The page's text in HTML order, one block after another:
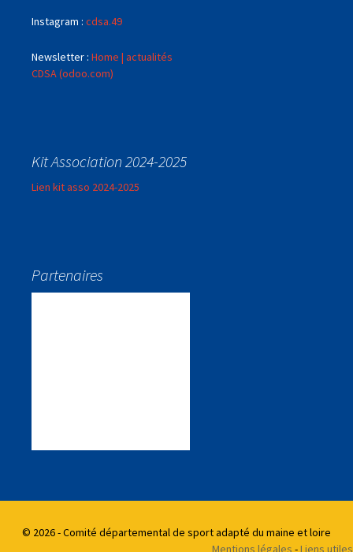
Instagram : cdsa.49
Newsletter : Home | actualités
CDSA (odoo.com)
Kit Association 2024-2025
Lien kit asso 2024-2025
Partenaires
© 2026 - Comité départemental de sport adapté du maine et loire
Mentions légales -Liens utiles